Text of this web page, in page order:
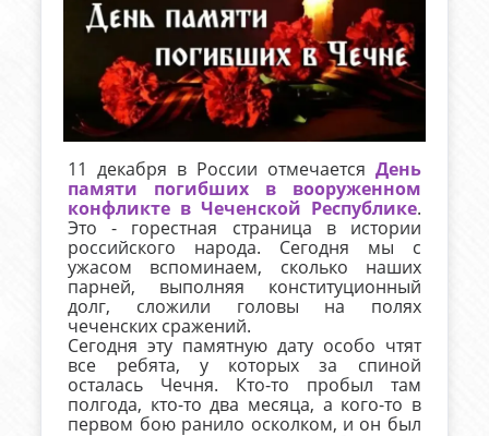
11 декабря в России отмечается День
памяти погибших в вооруженном
конфликте в Чеченской Республике.
Это - горестная страница в истории
российского народа. Сегодня мы с
ужасом вспоминаем, сколько наших
парней, выполняя конституционный
долг, сложили головы на полях
чеченских сражений.
Сегодня эту памятную дату особо чтят
все ребята, у которых за спиной
осталась Чечня. Кто-то пробыл там
полгода, кто-то два месяца, а кого-то в
первом бою ранило осколком, и он был